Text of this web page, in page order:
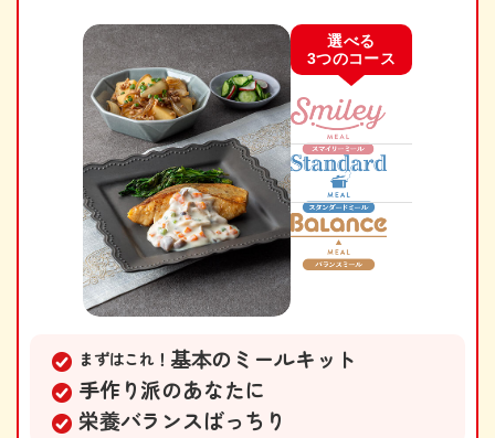
選べる
3つのコース
まずはこれ！ 基本のミールキット
手作り派のあなたに
栄養バランスばっちり